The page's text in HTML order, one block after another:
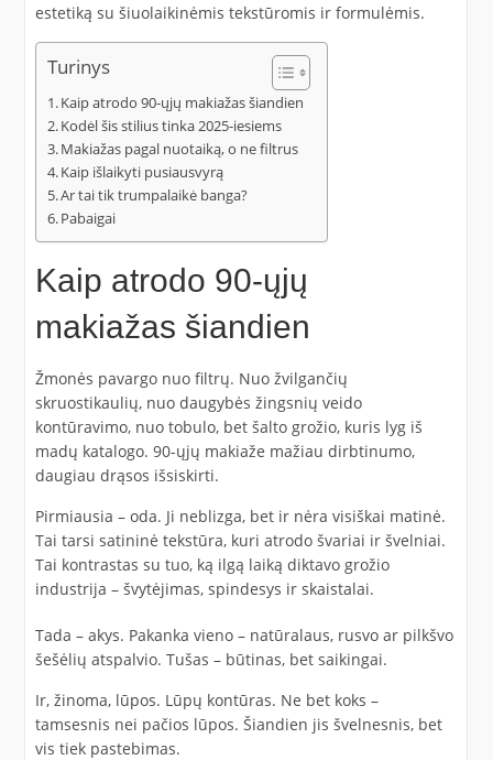
estetiką su šiuolaikinėmis tekstūromis ir formulėmis.
Turinys
Kaip atrodo 90-ųjų makiažas šiandien
Kodėl šis stilius tinka 2025-iesiems
Makiažas pagal nuotaiką, o ne filtrus
Kaip išlaikyti pusiausvyrą
Ar tai tik trumpalaikė banga?
Pabaigai
Kaip atrodo 90-ųjų
makiažas šiandien
Žmonės pavargo nuo filtrų. Nuo žvilgančių
skruostikaulių, nuo daugybės žingsnių veido
kontūravimo, nuo tobulo, bet šalto grožio, kuris lyg iš
madų katalogo. 90-ųjų makiaže mažiau dirbtinumo,
daugiau drąsos išsiskirti.
Pirmiausia – oda. Ji neblizga, bet ir nėra visiškai matinė.
Tai tarsi satininė tekstūra, kuri atrodo švariai ir švelniai.
Tai kontrastas su tuo, ką ilgą laiką diktavo grožio
industrija – švytėjimas, spindesys ir skaistalai.
Tada – akys. Pakanka vieno – natūralaus, rusvo ar pilkšvo
šešėlių atspalvio. Tušas – būtinas, bet saikingai.
Ir, žinoma, lūpos. Lūpų kontūras. Ne bet koks –
tamsesnis nei pačios lūpos. Šiandien jis švelnesnis, bet
vis tiek pastebimas.